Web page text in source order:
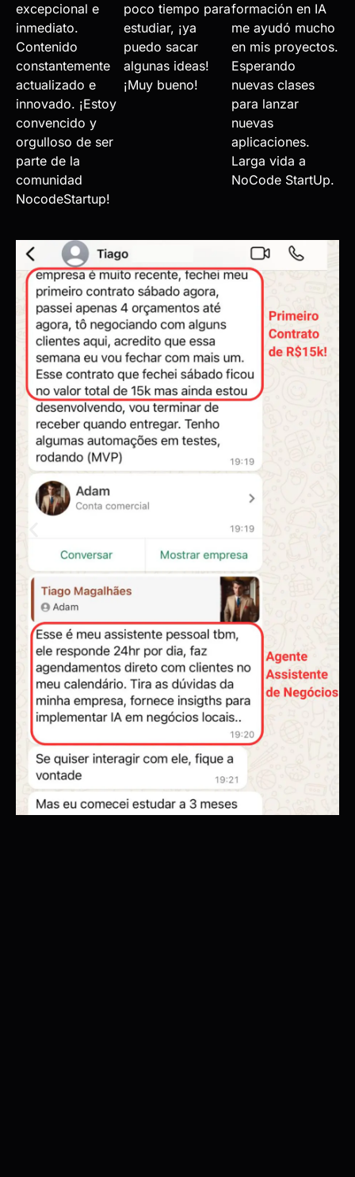
excepcional e
inmediato.
Contenido
constantemente
actualizado e
innovado. ¡Estoy
convencido y
orgulloso de ser
parte de la
comunidad
NocodeStartup!
poco tiempo para
estudiar, ¡ya
puedo sacar
algunas ideas!
¡Muy bueno!
formación en IA
me ayudó mucho
en mis proyectos.
Esperando
nuevas clases
para lanzar
nuevas
aplicaciones.
Larga vida a
NoCode StartUp.